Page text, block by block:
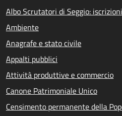
Albo Scrutatori di Seggio:
Ambiente
Anagrafe e stato civile
Appalti pubblici
Attività produttive e commercio
Canone Patrimoniale Unico
Censimento permanente della